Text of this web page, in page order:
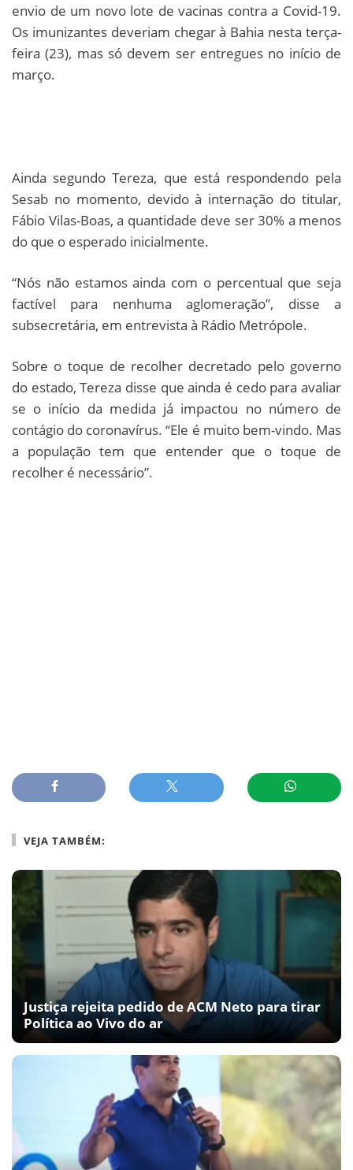
envio de um novo lote de vacinas contra a Covid-19.
Os imunizantes deveriam chegar à Bahia nesta terça-
feira (23), mas só devem ser entregues no início de
março.
Ainda segundo Tereza, que está respondendo pela
Sesab no momento, devido à internação do titular,
Fábio Vilas-Boas, a quantidade deve ser 30% a menos
do que o esperado inicialmente.
“Nós não estamos ainda com o percentual que seja
factível para nenhuma aglomeração”, disse a
subsecretária, em entrevista à Rádio Metrópole.
Sobre o toque de recolher decretado pelo governo
do estado, Tereza disse que ainda é cedo para avaliar
se o início da medida já impactou no número de
contágio do coronavírus. “Ele é muito bem-vindo. Mas
a população tem que entender que o toque de
recolher é necessário”.
VEJA TAMBÉM:
Justiça rejeita pedido de ACM Neto para tirar
Política ao Vivo do ar